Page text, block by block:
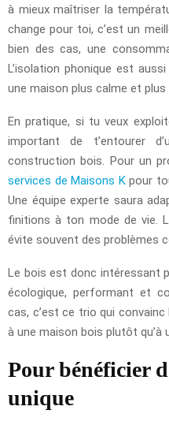
à mieux maîtriser la
change pour toi, c’est un
bien des cas, une
L’isolation phonique est
une maison plus calme et plus
En pratique, si tu veux
important de t’entourer
construction bois. Pour un
services de Maisons Kpour
Une équipe experte saura
finitions à ton mode de vie.
évite souvent des problèmes
Le bois est donc intéressant
écologique, performant et
cas, c’est ce trio qui
à une maison bois plutôt
Pour bénéficier
unique